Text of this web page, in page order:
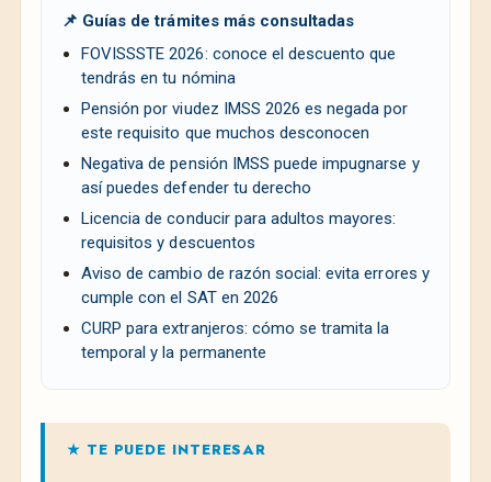
📌 Guías de trámites más consultadas
FOVISSSTE 2026: conoce el descuento que
tendrás en tu nómina
Pensión por viudez IMSS 2026 es negada por
este requisito que muchos desconocen
Negativa de pensión IMSS puede impugnarse y
así puedes defender tu derecho
Licencia de conducir para adultos mayores:
requisitos y descuentos
Aviso de cambio de razón social: evita errores y
cumple con el SAT en 2026
CURP para extranjeros: cómo se tramita la
temporal y la permanente
★ TE PUEDE INTERESAR